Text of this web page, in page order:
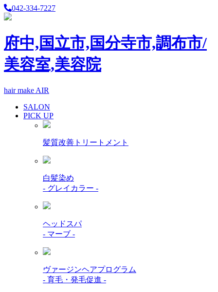
042-334-7227
府中,国立市,国分寺市,調布市/
美容室,美容院
hair make AIR
SALON
PICK UP
髪質改善トリートメント
白髪染め
- グレイカラー -
ヘッドスパ
- マーブ -
ヴァージンヘアプログラム
- 育毛・発毛促進 -